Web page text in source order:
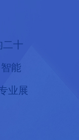
二十
能
业展